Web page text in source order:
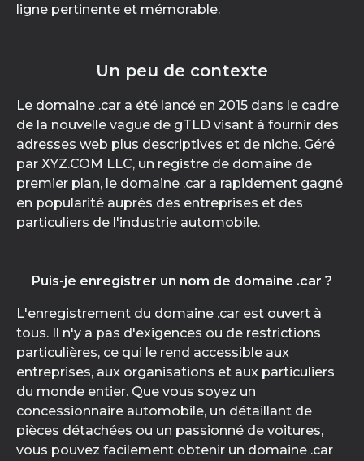
ligne pertinente et mémorable.
Un peu de contexte
Le domaine .car a été lancé en 2015 dans le cadre
de la nouvelle vague de gTLD visant à fournir des
adresses web plus descriptives et de niche. Géré
par XYZ.COM LLC, un registre de domaine de
premier plan, le domaine .car a rapidement gagné
en popularité auprès des entreprises et des
particuliers de l'industrie automobile.
Puis-je enregistrer un nom de domaine .car ?
L'enregistrement du domaine .car est ouvert à
tous. Il n'y a pas d'exigences ou de restrictions
particulières, ce qui le rend accessible aux
entreprises, aux organisations et aux particuliers
du monde entier. Que vous soyez un
concessionnaire automobile, un détaillant de
pièces détachées ou un passionné de voitures,
vous pouvez facilement obtenir un domaine .car